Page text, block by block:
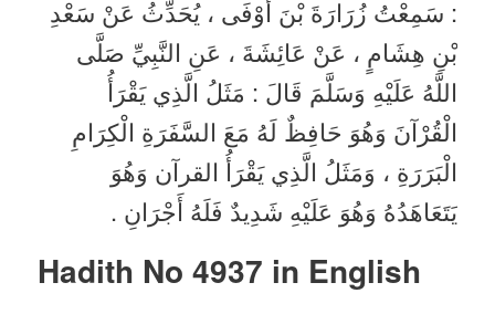
: سَمِعْتُ زُرَارَةَ بْنَ أَوْفَى ، يُحَدِّثُ عَنْ سَعْدِ
بْنِ هِشَامٍ ، عَنْ عَائِشَةَ ، عَنِ النَّبِيِّ صَلَّى
اللَّهُ عَلَيْهِ وَسَلَّمَ قَالَ : مَثَلُ الَّذِي يَقْرَأُ
الْقُرْآنَ وَهُوَ حَافِظٌ لَهُ مَعَ السَّفَرَةِ الْكِرَامِ
الْبَرَرَةِ ، وَمَثَلُ الَّذِي يَقْرَأُ القرآن وَهُوَ
يَتَعَاهَدُهُ وَهُوَ عَلَيْهِ شَدِيدٌ فَلَهُ أَجْرَانِ .
Hadith No 4937 in English